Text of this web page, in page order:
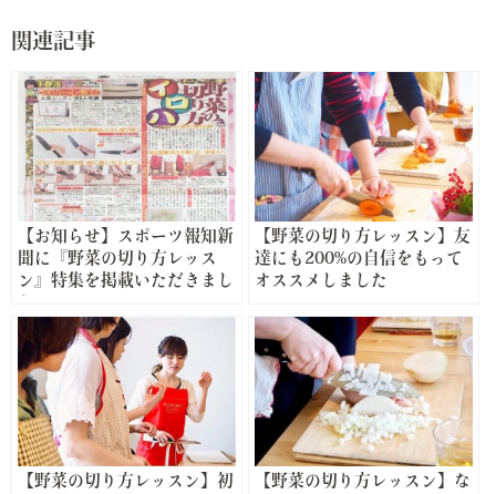
関連記事
【お知らせ】スポーツ報知新
聞に『野菜の切り方レッス
ン』特集を掲載いただきまし
【野菜の切り方レッスン】友
達にも200%の自信をもって
オススメしました
【野菜の切り方レッスン】初
【野菜の切り方レッスン】な